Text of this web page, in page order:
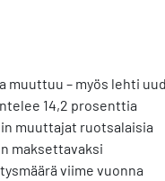
muuttuu – myös lehti
14,2 prosenttia
muuttajat ruotsalaisia
maksettavaksi
viime vuonna